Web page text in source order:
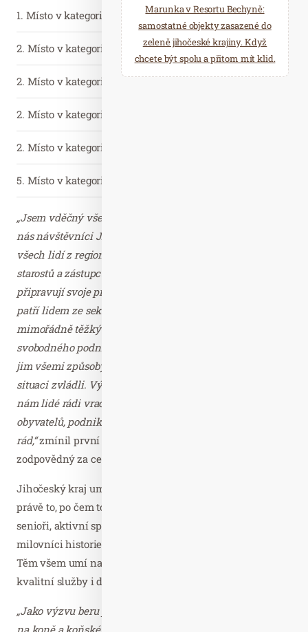
1. Místo v kategorii KAM ZA ZÁŽITKEM A ADRENALINEM
2. Místo v kategorii KAM NA LETNÍ DOVOLENOU, PĚŠÍ A
2. Místo v kategorii KAM ZA FOLKLOREM A TRADICEMI
2. Místo v kategorii KAM DO LÁZNÍ A WELLNESS
2. Místo v kategorii KAM NA PAMÁTKY A HISTORICKÁ
5. Místo v kategorii KAM NA ZIMNÍ DOVOLENOU
„Jsem vděčný všem lidem, kteří pracují na tom, aby se u
nás návštěvníci Jihočeského kraje dobře cítili. Vážím si
všech lidí z regionální centrály cestovního ruchu, všech
starostů a zástupců měst a obcí, které pro turisty
připravují svoje programy a infrastrukturu. Hlavní dík ale
patří lidem ze sektorů gastro a pohostinství. Mají za sebou
mimořádně těžký rok, určitě nejtěžší od startu
svobodného podnikání v roce 1990. Mým cílem je pomoci
jim všemi způsoby, jak to jako kraj dokážeme, aby složitou
situaci zvládli. Výsledky této soutěže dokazují, že se k
nám lidé rádi vrací a rádi využívají služeb našich
obyvatelů, podnikatelů a živnostníků. A za to jsem moc
rád,“zmínil první náměstek jihočeského hejtmana
zodpovědný za cestovní ruch František Talíř.
Jihočeský kraj umí nabídnout každému návštěvníkovi
právě to, po čem touží. Na své si přijdou rodiny s dětmi,
senioři, aktivní sportovci, adrenalinoví nadšenci,
milovníci historie i ti, kteří hledají relax a odpočinek.
Těm všem umí nabídnout atraktivní celoroční program,
kvalitní služby i dobré jídlo a pití.
„Jako výzvu beru především první místo v kategorii Kam
na koně a koňské stezky, kde připravujeme velký projekt
Marunka v Resortu Bechyně:
samostatné objekty zasazené do
zeleně jihočeské krajiny. Když
chcete být spolu a přitom mít klid.